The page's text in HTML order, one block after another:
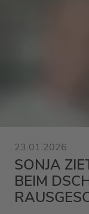
23.01.2026
SONJA
BEIM